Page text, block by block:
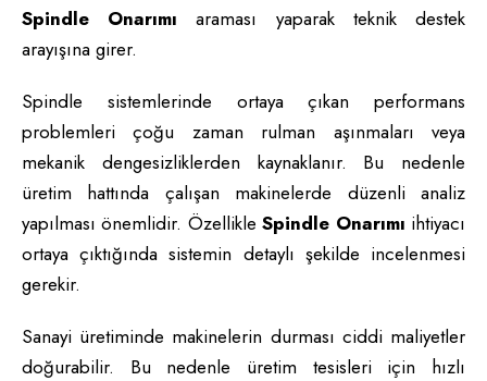
Spindle Onarımı araması yaparak teknik destek
arayışına girer.
Spindle sistemlerinde ortaya çıkan performans
problemleri çoğu zaman rulman aşınmaları veya
mekanik dengesizliklerden kaynaklanır. Bu nedenle
üretim hattında çalışan makinelerde düzenli analiz
yapılması önemlidir. ÖzellikleSpindle Onarımı ihtiyacı
ortaya çıktığında sistemin detaylı şekilde incelenmesi
gerekir.
Sanayi üretiminde makinelerin durması ciddi maliyetler
doğurabilir. Bu nedenle üretim tesisleri için hızlı